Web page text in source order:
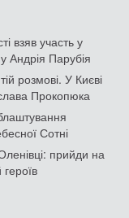
взяв участь у
Андрія Парубія
розмові. У Києві
Прокопюка
Сотні
прийди на